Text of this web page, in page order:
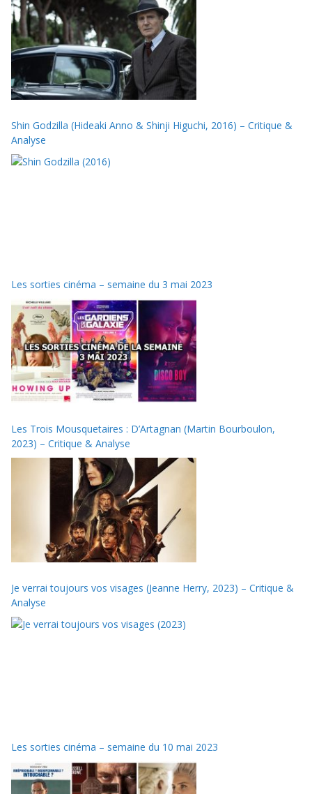
Shin Godzilla (Hideaki Anno & Shinji Higuchi, 2016) – Critique &
Analyse
Les sorties cinéma – semaine du 3 mai 2023
Les Trois Mousquetaires : D’Artagnan (Martin Bourboulon,
2023) – Critique & Analyse
Je verrai toujours vos visages (Jeanne Herry, 2023) – Critique &
Analyse
Les sorties cinéma – semaine du 10 mai 2023